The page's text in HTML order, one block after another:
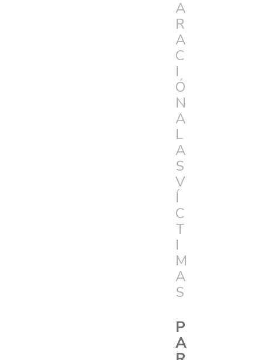
A
R
A
C
I
Ó
N
A
L
A
S
V
Í
C
T
I
M
A
S
P
A